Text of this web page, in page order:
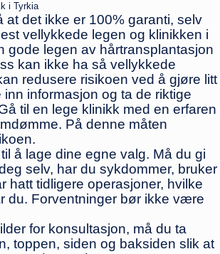
i Tyrkia
at det ikke er 100% garanti, selv
vellykkede legen og klinikken i
gode legen av hårtransplantasjon
kan ikke ha så vellykkede
redusere risikoen ved å gjøre litt
informasjon og ta de riktige
til en lege klinikk med en erfaren
På denne måten
å lage dine egne valg. Må du gi
selv, har du sykdommer, bruker
hatt tidligere operasjoner, hvilke
du. Forventninger bør ikke være
for konsultasjon, må du ta
toppen, siden og baksiden slik at